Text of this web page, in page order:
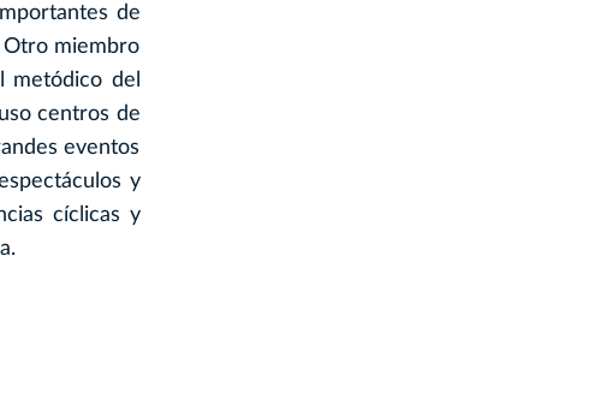
de
Otro miembro
metódico del
centros de
eventos
y
cíclicas y